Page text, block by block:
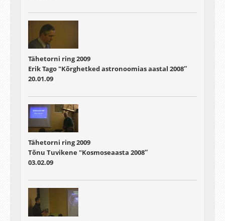
Tähetorni ring 2009
Erik Tago "Kõrghetked astronoomias aastal 2008″
20.01.09
Tähetorni ring 2009
Tõnu Tuvikene "Kosmoseaasta 2008″
03.02.09